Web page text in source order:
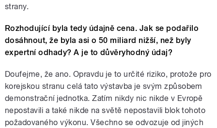
strany.
Rozhodující byla tedy údajně cena. Jak se podařilo
dosáhnout, že byla asi o 50 miliard nižší, než byly
expertní odhady? A je to důvěryhodný údaj?
Doufejme, že ano. Opravdu je to určité riziko, protože pro
korejskou stranu celá tato výstavba je svým způsobem
demonstrační jednotka. Zatím nikdy nic nikde v Evropě
nepostavili a také nikde na světě nepostavili blok tohoto
požadovaného výkonu. Všechno se odvozuje od jiných